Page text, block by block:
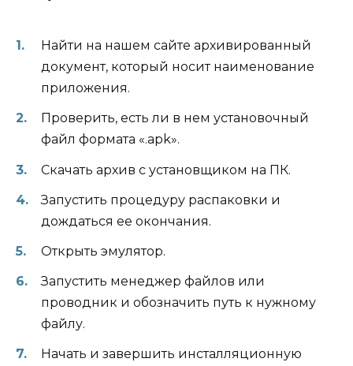
Найти на нашем сайте архивированный
документ, который носит наименование
приложения.
Проверить, есть ли в нем установочный
файл формата «.apk».
Скачать архив с установщиком на ПК.
Запустить процедуру распаковки и
дождаться ее окончания.
Открыть эмулятор.
Запустить менеджер файлов или
проводник и обозначить путь к нужному
файлу.
Начать и завершить инсталляционную